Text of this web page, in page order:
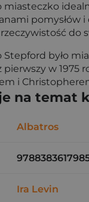
pomysłów
Stepford było
w 1975
i
na temat
Albatros
Ira Levin